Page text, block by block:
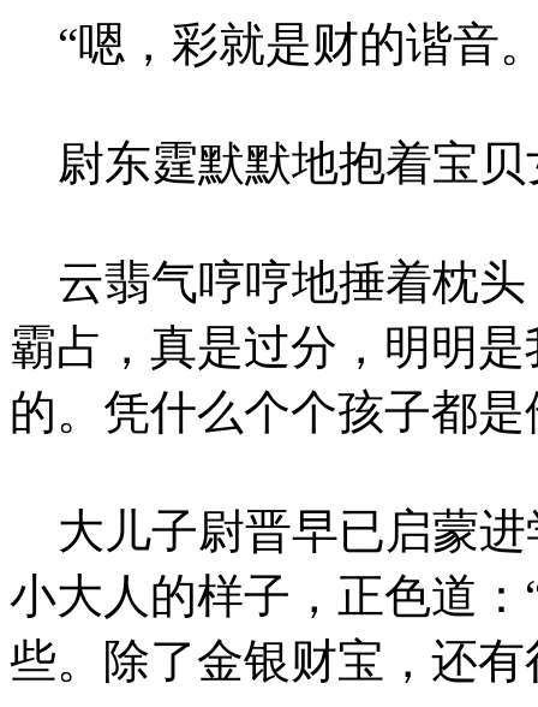
“嗯，彩就是财的谐音
尉东霆默默地抱着宝贝
云翡气哼哼地捶着枕头
霸占，真是过分，明明
的。凭什么个个孩子都
大儿子尉晋早已启蒙进
小大人的样子，正色道
些。除了金银财宝，还